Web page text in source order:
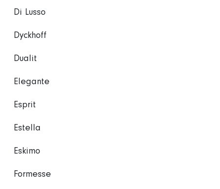
Di Lusso
Dyckhoff
Dualit
Elegante
Esprit
Estella
Eskimo
Formesse